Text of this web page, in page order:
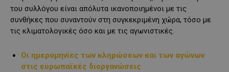
του συλλόγου είναι απόλυτα ικανοποιημένοι με τις
συνθήκες που συναντούν στη συγκεκριμένη χώρα, τόσο με
τις κλιματολογικές όσο και με τις αγωνιστικές.
Οι ημερομηνίες των κληρώσεων και των αγώνων
στις ευρωπαϊκές διοργανώσεις